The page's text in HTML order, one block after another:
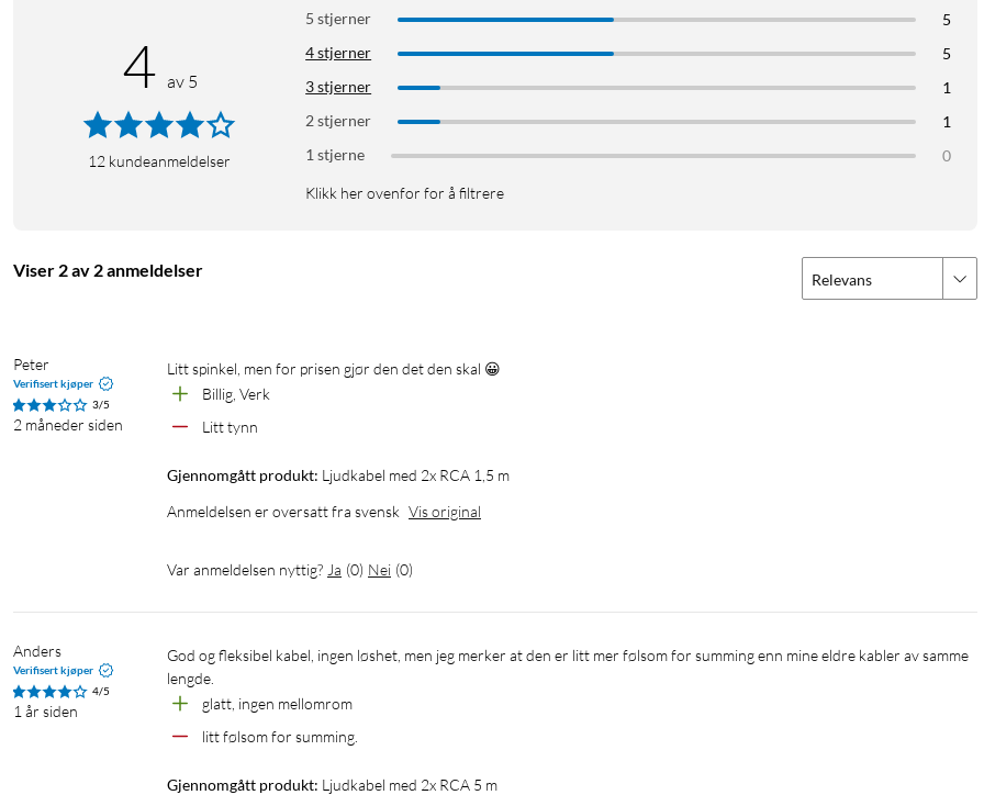
4 av 5
12 kundeanmeldelser
5 stjerner
5
4 stjerner
5
3 stjerner
1
2 stjerner
1
1 stjerne
0
Klikk her ovenfor for å filtrere
Viser 2 av 2 anmeldelser Relevans
Peter
Verifisert kjøper
3/5
2 måneder siden
Litt spinkel, men for prisen gjør den det den skal 😀
Billig, Verk
Litt tynn
Gjennomgått produkt: Ljudkabel med 2x RCA 1,5 m
Anmeldelsen er oversatt fra svensk Vis original
Var anmeldelsen nyttig? Ja (0) Nei (0)
Anders
Verifisert kjøper
4/5
1 år siden
God og fleksibel kabel, ingen løshet, men jeg merker at den er litt mer følsom for summing enn mine eldre kabler av samme
lengde.
glatt, ingen mellomrom
litt følsom for summing.
Gjennomgått produkt: Ljudkabel med 2x RCA 5 m